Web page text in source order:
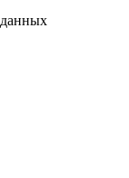
данных